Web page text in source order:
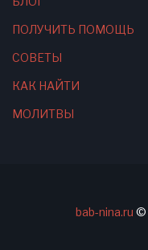
ПОЛУЧИТЬ ПОМОЩЬ
СОВЕТЫ
КАК НАЙТИ
МОЛИТВЫ
bab-nina.ru ©